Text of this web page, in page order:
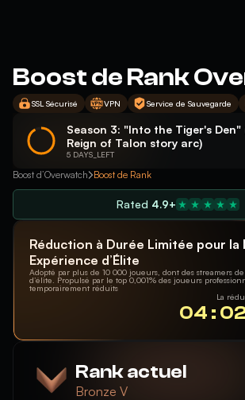
Boost de Rank
SSL Sécurisé VPN Service de Sauvegarde
Season 3: "Into the Tiger's
Reign of Talon story arc)
5 DAYS_LEFT
Boost d’Overwatch Boost de Rank
Rated 4.9+
Réduction à Durée Limitée pour la
Expérience d’Élite
Adopté par plus de 10 000 joueurs, dont des streamers
d’élite. Propulsé par le top 0,001% des joueurs
temporairement réduits
La
04 :
Rank actuel
Bronze V